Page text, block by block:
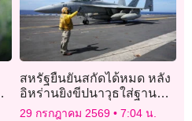
สหรัฐยืนยันสกัดได้หมด หลัง
อิหร่านยิงขีปนาวุธใส่ฐานทัพ
ในจอร์แดน
29 กรกฎาคม 2569 7:04 น.